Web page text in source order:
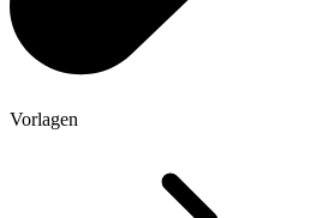
Vorlagen